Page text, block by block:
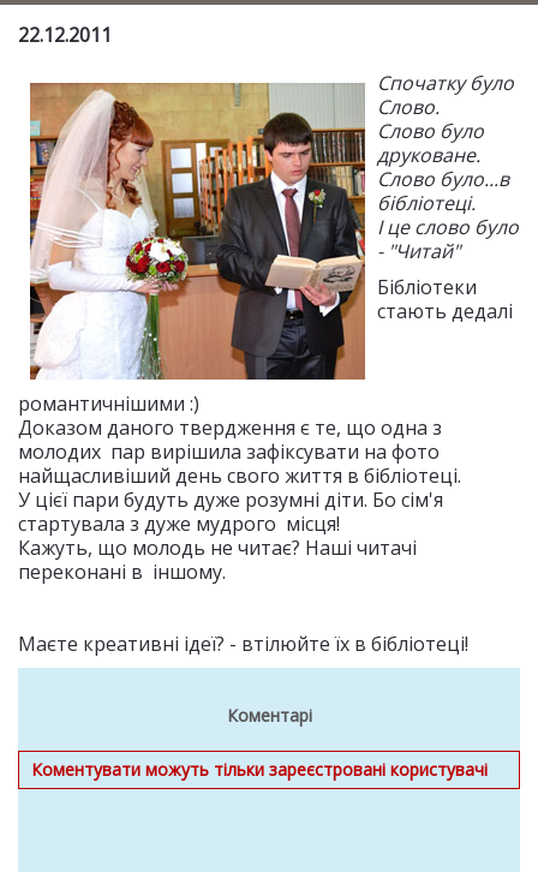
22.12.2011
Спочатку було
Слово.
Слово було
друковане.
Слово було...в
бібліотеці.
І це слово було
- "Читай"
Бібліотеки
стають дедалі
романтичнішими :)
Доказом даного твердження є те, що одна з
молодих пар вирішила зафіксувати на фото
найщасливіший день свого життя в бібліотеці.
У цієї пари будуть дуже розумні діти. Бо сім'я
стартувала з дуже мудрого місця!
Кажуть, що молодь не читає? Наші читачі
переконані в іншому.
Маєте креативні ідеї? - втілюйте їх в бібліотеці!
Коментарі
Коментувати можуть тільки зареєстровані користувачі